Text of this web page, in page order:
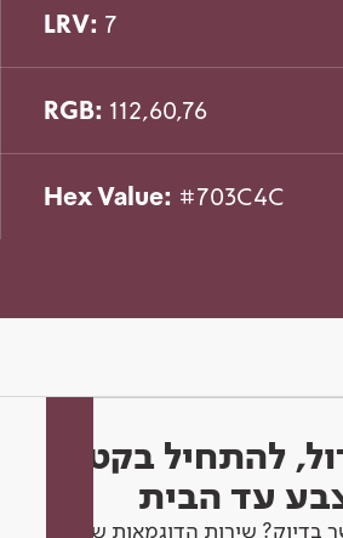
LRV: 7
RGB: 112,60,76
Hex Value: #703C4C
להתחיל בקטן -
עד הבית
שירות הדוגמאות שלנו